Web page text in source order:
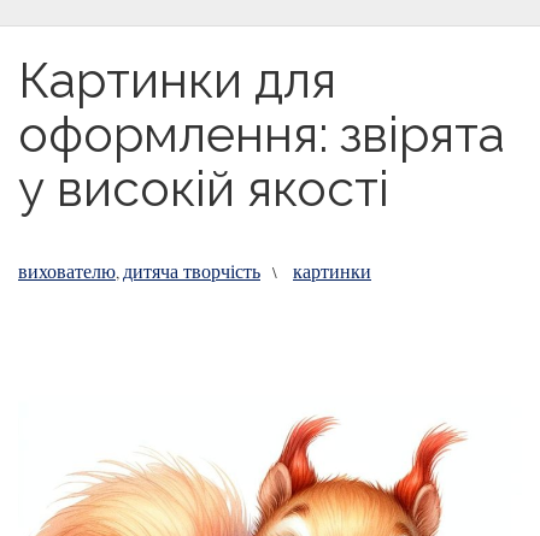
Картинки для
оформлення: звірята
у високій якості
вихователю, дитяча творчість \ картинки